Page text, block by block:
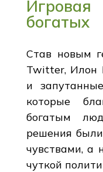
богатых
Став новым
Twitter, Илон
и
которые
богатым
решения
чувствами, а
чуткой